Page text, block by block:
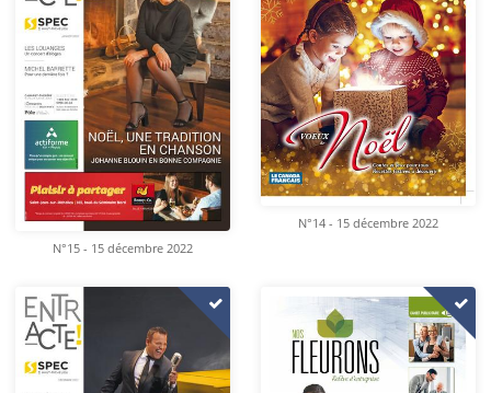
N°15 - 15 décembre 2022
N°14 - 15 décembre 2022